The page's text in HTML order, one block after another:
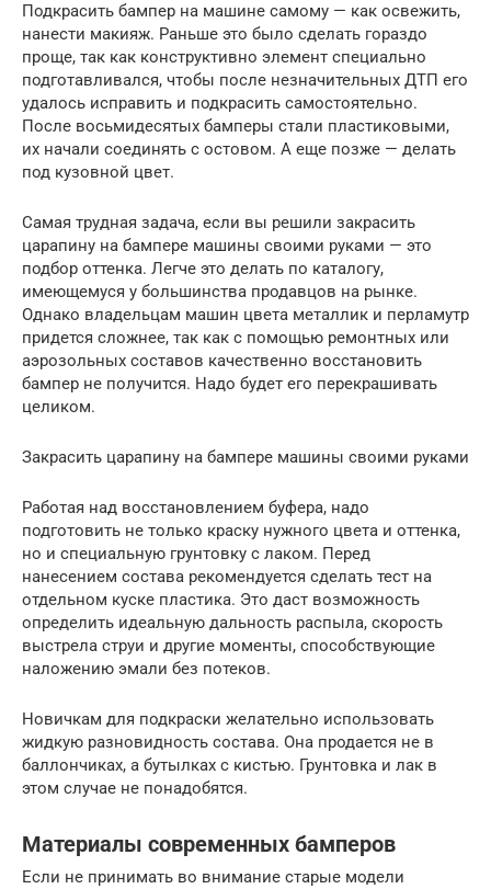
Подкрасить бампер на машине самому — как освежить,
нанести макияж. Раньше это было сделать гораздо
проще, так как конструктивно элемент специально
подготавливался, чтобы после незначительных ДТП его
удалось исправить и подкрасить самостоятельно.
После восьмидесятых бамперы стали пластиковыми,
их начали соединять с остовом. А еще позже — делать
под кузовной цвет.
Самая трудная задача, если вы решили закрасить
царапину на бампере машины своими руками — это
подбор оттенка. Легче это делать по каталогу,
имеющемуся у большинства продавцов на рынке.
Однако владельцам машин цвета металлик и перламутр
придется сложнее, так как с помощью ремонтных или
аэрозольных составов качественно восстановить
бампер не получится. Надо будет его перекрашивать
целиком.
Закрасить царапину на бампере машины своими руками
Работая над восстановлением буфера, надо
подготовить не только краску нужного цвета и оттенка,
но и специальную грунтовку с лаком. Перед
нанесением состава рекомендуется сделать тест на
отдельном куске пластика. Это даст возможность
определить идеальную дальность распыла, скорость
выстрела струи и другие моменты, способствующие
наложению эмали без потеков.
Новичкам для подкраски желательно использовать
жидкую разновидность состава. Она продается не в
баллончиках, а бутылках с кистью. Грунтовка и лак в
этом случае не понадобятся.
Материалы современных бамперов
Если не принимать во внимание старые модели